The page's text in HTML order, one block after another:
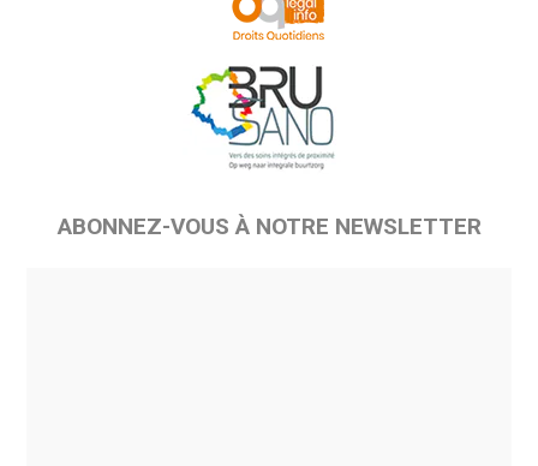
ABONNEZ-VOUS À NOTRE NEWSLETTER